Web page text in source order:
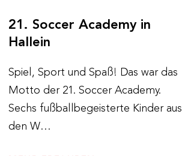
21. Soccer Academy in
Hallein
Spiel, Sport und Spaß! Das war das
Motto der 21. Soccer Academy.
Sechs fußballbegeisterte Kinder aus
den W…